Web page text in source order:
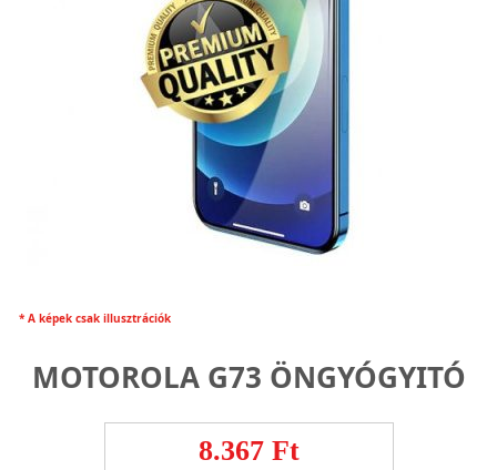
* A képek csak illusztrációk
MOTOROLA G73 ÖNGYÓGYITÓ
8.367 Ft